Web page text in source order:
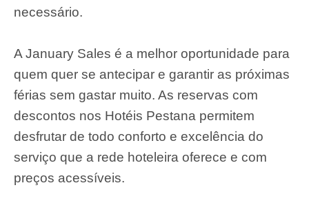
necessário.
A January Sales é a melhor oportunidade para
quem quer se antecipar e garantir as próximas
férias sem gastar muito. As reservas com
descontos nos Hotéis Pestana permitem
desfrutar de todo conforto e excelência do
serviço que a rede hoteleira oferece e com
preços acessíveis.